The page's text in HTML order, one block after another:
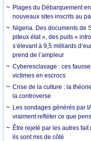
Plages du Débarquement
nouveaux sites inscrits au
Nigeria. Des documents de
piteux état », des puits «
s’élevant à 9,5 milliards
prend de l’ampleur
Cyberesclavage : ces
victimes en escrocs
Crise de la culture : la
la controverse
Les sondages générés par
vraiment refléter ce que
Être rejeté par les autres
ils sont mis de côté